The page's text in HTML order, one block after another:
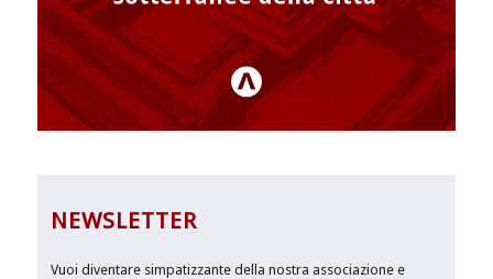
NEWSLETTER
Vuoi diventare simpatizzante della nostra associazione e